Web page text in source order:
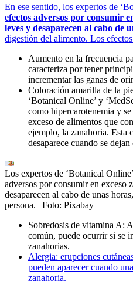
En ese sentido, los expertos de
efectos adversos por consumir
leves y desaparecen al cabo de
digestión del alimento. Los
Aumento en la frecuencia
caracteriza por tener
incrementar las ganas de
Coloración amarilla de la
‘Botanical Online’ y
como hipercarotenemia y
exceso de alimentos que
ejemplo, la zanahoria. Esta
desaparece cuando se
Los expertos de ‘Botanical
adversos por consumir en exceso
desaparecen al cabo de unas
persona. | Foto: Pixabay
Sobredosis de vitamina A:
común, puede ocurrir si se
zanahorias.
Alergia: erupciones
pueden aparecer cuando
zanahoria.